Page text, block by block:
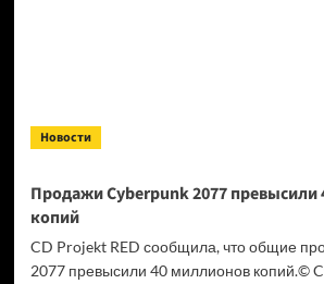
Новости
Продажи Cyberpunk 2077 превысили
копий
CD Projekt RED сообщила, что общие
2077 превысили 40 миллионов копий.©